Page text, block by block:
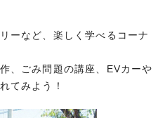
ーなど、楽しく学べるコーナ
、ごみ問題の講座、EVカーや
てみよう！